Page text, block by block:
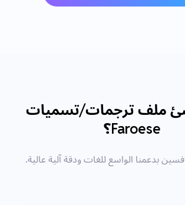
ملف ترجمات/تسميات
Faroese؟
بدعمنا الواسع للغات ودقة آلية عالية.